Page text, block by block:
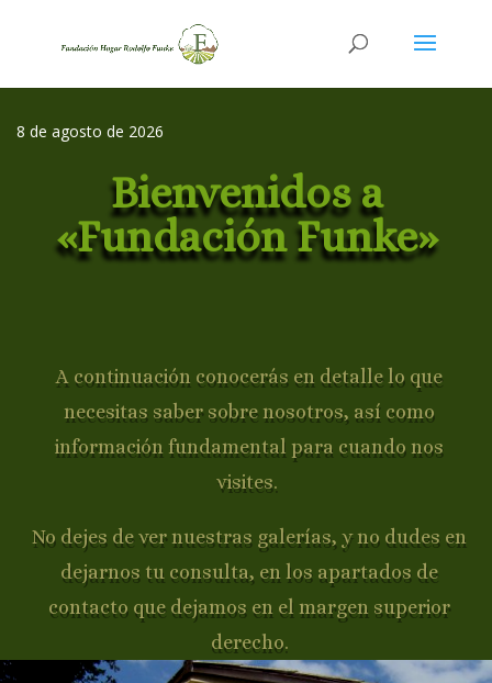
8 de agosto de 2026
Bienvenidos a
«Fundación Funke»
A continuación conocerás en detalle lo que
necesitas saber sobre nosotros, así como
información fundamental para cuando nos
visites.
No dejes de ver nuestras galerías, y no dudes en
dejarnos tu consulta, en los apartados de
contacto que dejamos en el margen superior
derecho.